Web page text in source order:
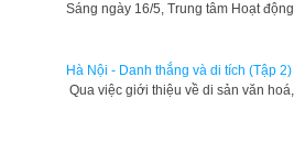
Sáng ngày 16/5, Trung tâm Hoạt
Hà Nội - Danh thắng và di tích (Tập 2)
Qua việc giới thiệu về di sản văn